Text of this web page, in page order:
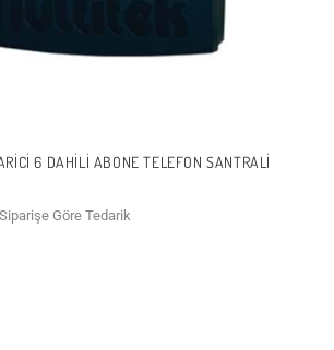
6 DAHILI ABONE TELEFON SANTRALI
Göre Tedarik